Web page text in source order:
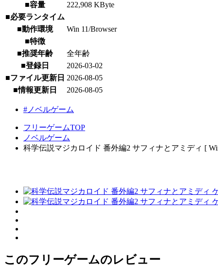
■容量
222,908 KByte
■必要ランタイム
■動作環境
Win 11/Browser
■特徴
■推奨年齢
全年齢
■登録日
2026-03-02
■ファイル更新日 2026-08-05
■情報更新日
2026-08-05
#ノベルゲーム
フリーゲームTOP
ノベルゲーム
科学伝説マジカロイド 番外編2 サフィナとアミディ [
このフリーゲームのレビュー